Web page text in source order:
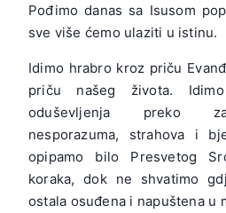
Pođimo danas sa Isusom
sve više ćemo ulaziti u istinu.
Idimo hrabro kroz priču
priču našeg života.
oduševljenja preko
nesporazuma, strahova i
opipamo bilo Presvetog
koraka, dok ne shvatimo
ostala osuđena i napuštena u